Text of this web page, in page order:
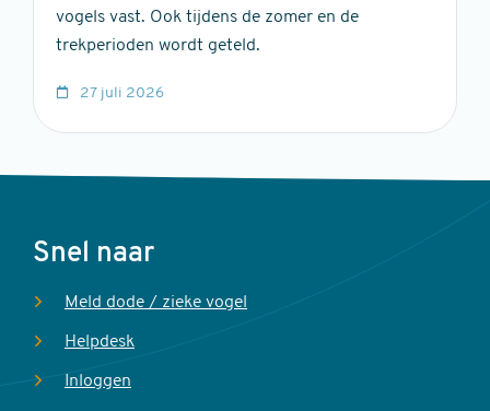
vogels vast. Ook tijdens de zomer en de
trekperioden wordt geteld.
27 juli 2026
Voet
Snel naar
Meld dode / zieke vogel
Helpdesk
Inloggen